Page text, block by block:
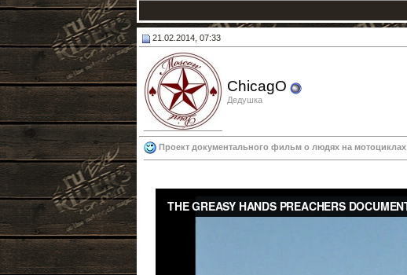
21.02.2014, 07:33
ChicagO
Дедушка
Проект документального фильм о людях на мотоциклах